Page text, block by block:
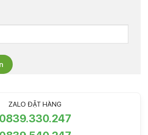
ZALO ĐẶT HÀNG
0839.330.247